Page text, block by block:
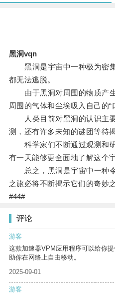
黑洞vqn
黑洞是宇宙中一种极为密
都无法逃脱。
由于黑洞对周围的物质产
周围的气体和尘埃吸入自己的“
人类目前对黑洞的认识主要
测，还有许多未知的谜团等待揭
科学家们不断通过观测和研
有一天能够更全面地了解这个
总之，黑洞是宇宙中一种
之旅必将不断揭示它们的奇妙之
#44#
评论
游客
这款加速器VPM应用程序可以给你
助你在网络上自由移动。
2025-09-01
游客